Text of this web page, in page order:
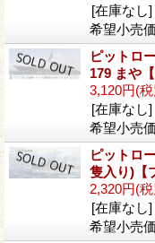
[在庫なし]
希望小売
ピットロ
179 まや
3,120円(
[在庫なし]
希望小売
ピットロ
隻入り)【
2,320円(
[在庫なし]
希望小売